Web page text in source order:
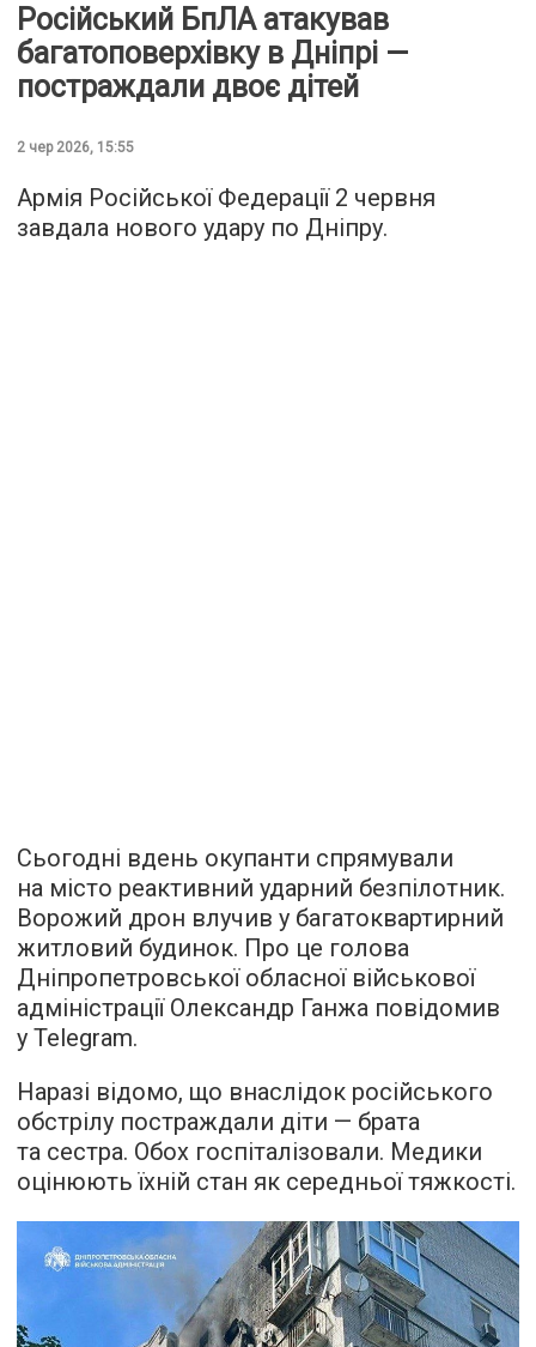
Російський БпЛА атакував
багатоповерхівку в Дніпрі —
постраждали двоє дітей
2 чер 2026, 15:55
Армія Російської Федерації 2 червня
завдала нового удару по Дніпру.
Сьогодні вдень окупанти спрямували
на місто реактивний ударний безпілотник.
Ворожий дрон влучив у багатоквартирний
житловий будинок. Про це голова
Дніпропетровської обласної військової
адміністрації Олександр Ганжа повідомив
у Telegram.
Наразі відомо, що внаслідок російського
обстрілу постраждали діти — брата
та сестра. Обох госпіталізовали. Медики
оцінюють їхній стан як середньої тяжкості.